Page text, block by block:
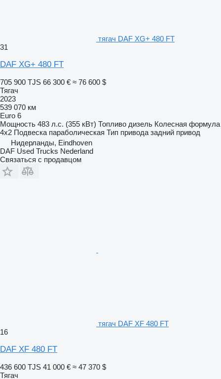
тягач DAF XG+ 480 FT
31
DAF XG+ 480 FT
705 900 TJS 66 300 € ≈ 76 600 $
Тягач
2023
539 070 км
Euro 6
Мощность 483 л.с. (355 кВт) Топливо дизель Колесная формула
4x2 Подвеска параболическая Тип привода задний привод
Нидерланды, Eindhoven
DAF Used Trucks Nederland
Связаться с продавцом
тягач DAF XF 480 FT
16
DAF XF 480 FT
436 600 TJS 41 000 € ≈ 47 370 $
Тягач